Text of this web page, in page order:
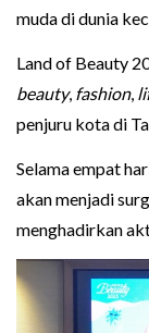
muda di dunia
Land of Beauty
beauty, fashion,
penjuru kota di
Selama empat
akan menjadi
menghadirkan